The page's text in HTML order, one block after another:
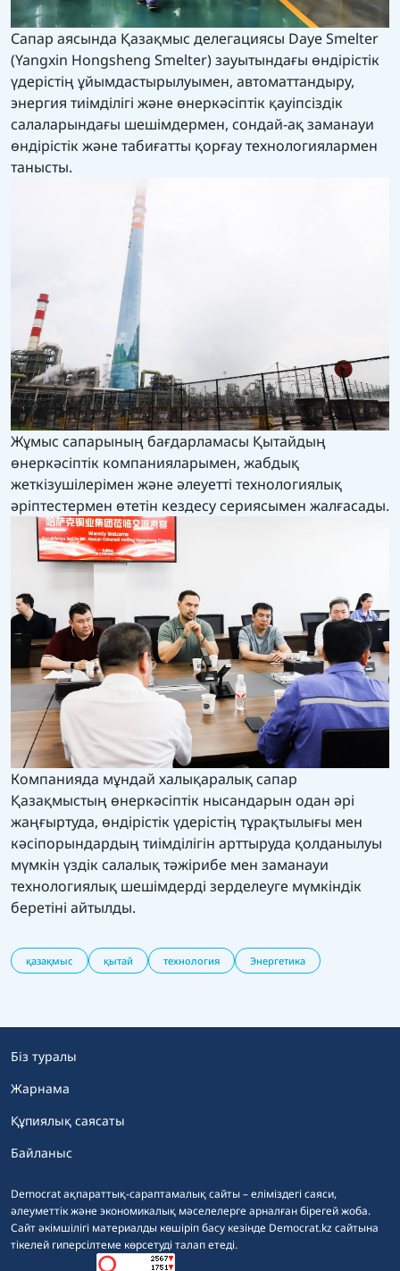
Сапар аясында Қазақмыс делегациясы Daye Smelter
(Yangxin Hongsheng Smelter) зауытындағы өндірістік
үдерістің ұйымдастырылуымен, автоматтандыру,
энергия тиімділігі және өнеркәсіптік қауіпсіздік
салаларындағы шешімдермен, сондай-ақ заманауи
өндірістік және табиғатты қорғау технологиялармен
танысты.
Жұмыс сапарының бағдарламасы Қытайдың
өнеркәсіптік компанияларымен, жабдық
жеткізушілерімен және әлеуетті технологиялық
әріптестермен өтетін кездесу сериясымен жалғасады.
Компанияда мұндай халықаралық сапар
Қазақмыстың өнеркәсіптік нысандарын одан әрі
жаңғыртуда, өндірістік үдерістің тұрақтылығы мен
кәсіпорындардың тиімділігін арттыруда қолданылуы
мүмкін үздік салалық тәжірибе мен заманауи
технологиялық шешімдерді зерделеуге мүмкіндік
беретіні айтылды.
қазақмыс қытай технология Энергетика
Democrat ақпараттық-сараптамалық сайты – еліміздегі саяси,
әлеуметтік және экономикалық мәселелерге арналған бірегей жоба.
Сайт әкімшілігі материалды көшіріп басу кезінде Democrat.kz сайтына
тікелей гиперсілтеме көрсетуді талап етеді.
Біз туралы
Жарнама
Құпиялық саясаты
Байланыс